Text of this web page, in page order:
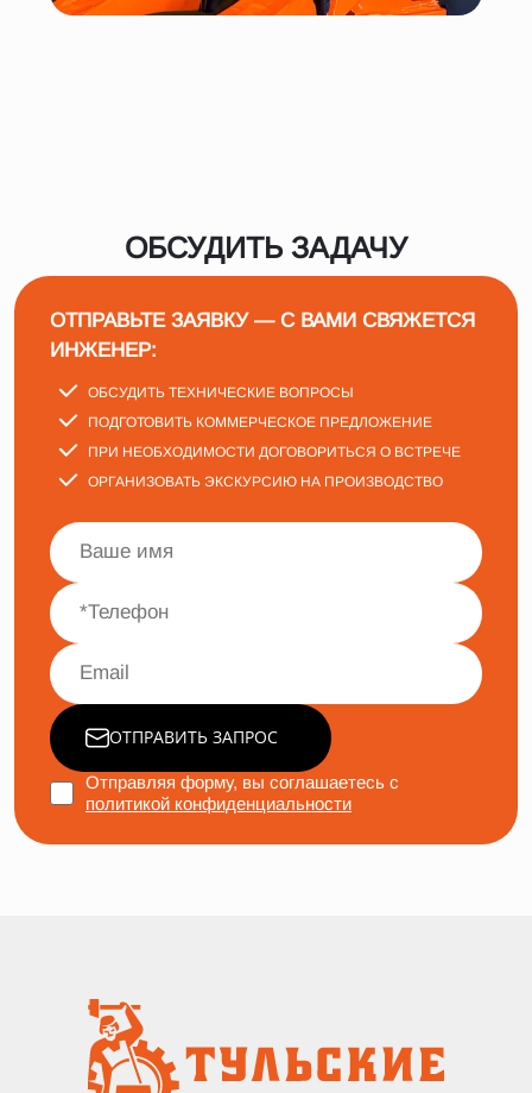
ОБСУДИТЬ ЗАДАЧУ
ОТПРАВЬТЕ ЗАЯВКУ — С ВАМИ СВЯЖЕТСЯ
ИНЖЕНЕР:
ОБСУДИТЬ ТЕХНИЧЕСКИЕ ВОПРОСЫ
ПОДГОТОВИТЬ КОММЕРЧЕСКОЕ ПРЕДЛОЖЕНИЕ
ПРИ НЕОБХОДИМОСТИ ДОГОВОРИТЬСЯ О ВСТРЕЧЕ
ОРГАНИЗОВАТЬ ЭКСКУРСИЮ НА ПРОИЗВОДСТВО
ОТПРАВИТЬ ЗАПРОС
Отправляя форму, вы соглашаетесь с
политикой конфиденциальности